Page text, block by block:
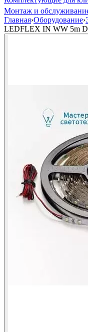
Монтаж и
Главная›Оборудование›
LEDFLEX IN WW 5m